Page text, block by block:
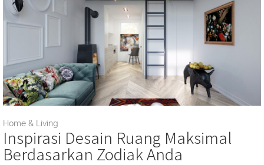
Home & Living
Inspirasi Desain Ruang Maksimal
Berdasarkan Zodiak Anda